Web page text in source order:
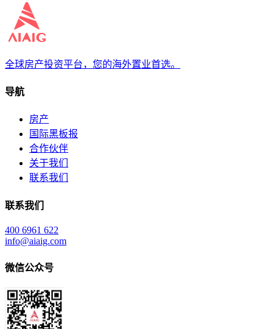
全球房产投资平台，您的海外置业首选。
导航
房产
国际黑板报
合作伙伴
关于我们
联系我们
联系我们
400 6961 622
info@aiaig.com
微信公众号